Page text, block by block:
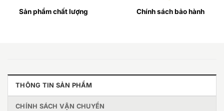
Sản phẩm chất lượng Chính sách bảo hành
THÔNG TIN SẢN PHẨM
CHÍNH SÁCH VẬN CHUYỂN